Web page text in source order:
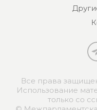
Все права
Использование
только со